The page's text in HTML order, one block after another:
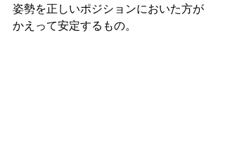
姿勢を正しいポジションにおいた方が
かえって安定するもの。